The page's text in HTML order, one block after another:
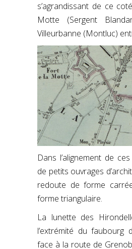
s’agrandissant de ce
Motte (Sergent
Villeurbanne (Montluc)
Dans l’alignement de
de petits ouvrages
redoute de forme
forme triangulaire.
La lunette des
l’extrémité du faubourg
face à la route de